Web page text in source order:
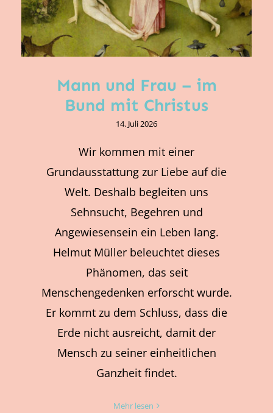
Mann und Frau – im
Bund mit Christus
14. Juli 2026
Wir kommen mit einer
Grundausstattung zur Liebe auf die
Welt. Deshalb begleiten uns
Sehnsucht, Begehren und
Angewiesensein ein Leben lang.
Helmut Müller beleuchtet dieses
Phänomen, das seit
Menschengedenken erforscht wurde.
Er kommt zu dem Schluss, dass die
Erde nicht ausreicht, damit der
Mensch zu seiner einheitlichen
Ganzheit findet.
Mehr lesen